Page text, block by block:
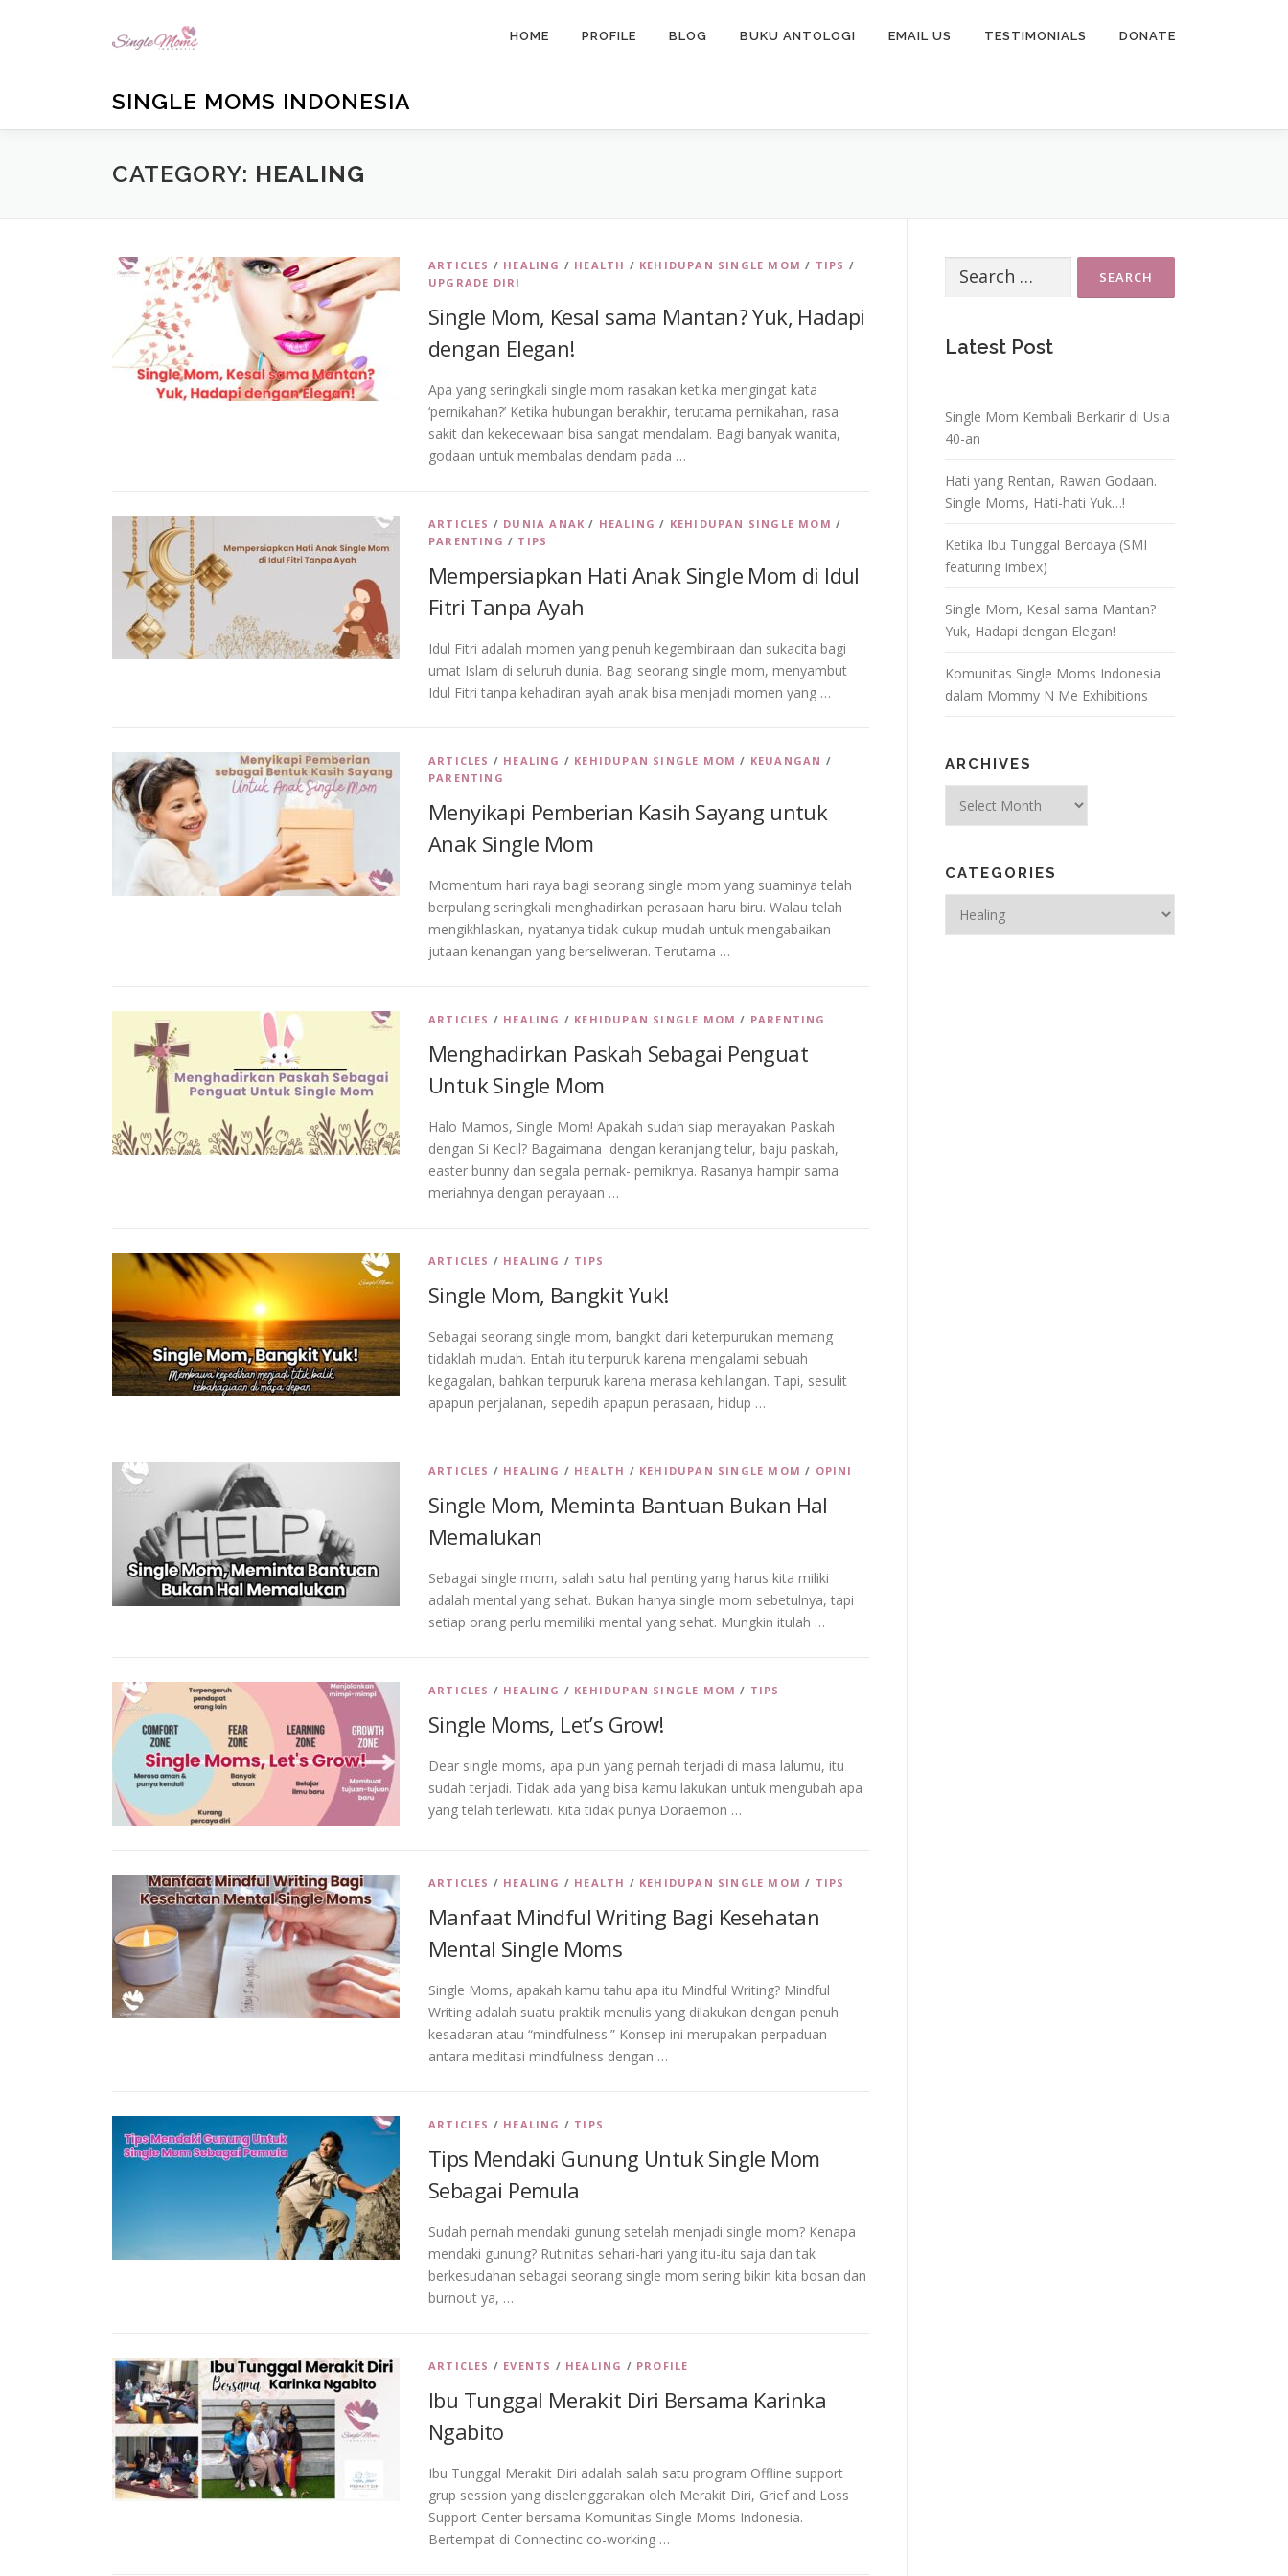
SINGLE MOMS INDONESIA
HOME PROFILE BLOG BUKU ANTOLOGI EMAIL US TESTIMONIALS DONATE
CATEGORY: HEALING
ARTICLES / HEALING / HEALTH / KEHIDUPAN SINGLE MOM / TIPS /
UPGRADE DIRI
Single Mom, Kesal sama Mantan? Yuk, Hadapi
dengan Elegan!
Apa yang seringkali single mom rasakan ketika mengingat kata
‘pernikahan?’ Ketika hubungan berakhir, terutama pernikahan, rasa
sakit dan kekecewaan bisa sangat mendalam. Bagi banyak wanita,
godaan untuk membalas dendam pada …
ARTICLES / DUNIA ANAK / HEALING / KEHIDUPAN SINGLE MOM /
PARENTING / TIPS
Mempersiapkan Hati Anak Single Mom di Idul
Fitri Tanpa Ayah
Idul Fitri adalah momen yang penuh kegembiraan dan sukacita bagi
umat Islam di seluruh dunia. Bagi seorang single mom, menyambut
Idul Fitri tanpa kehadiran ayah anak bisa menjadi momen yang …
ARTICLES / HEALING / KEHIDUPAN SINGLE MOM / KEUANGAN /
PARENTING
Menyikapi Pemberian Kasih Sayang untuk
Anak Single Mom
Momentum hari raya bagi seorang single mom yang suaminya telah
berpulang seringkali menghadirkan perasaan haru biru. Walau telah
mengikhlaskan, nyatanya tidak cukup mudah untuk mengabaikan
jutaan kenangan yang berseliweran. Terutama …
ARTICLES / HEALING / KEHIDUPAN SINGLE MOM / PARENTING
Menghadirkan Paskah Sebagai Penguat
Untuk Single Mom
Halo Mamos, Single Mom! Apakah sudah siap merayakan Paskah
dengan Si Kecil? Bagaimana dengan keranjang telur, baju paskah,
easter bunny dan segala pernak- perniknya. Rasanya hampir sama
meriahnya dengan perayaan …
ARTICLES / HEALING / TIPS
Single Mom, Bangkit Yuk!
Sebagai seorang single mom, bangkit dari keterpurukan memang
tidaklah mudah. Entah itu terpuruk karena mengalami sebuah
kegagalan, bahkan terpuruk karena merasa kehilangan. Tapi, sesulit
apapun perjalanan, sepedih apapun perasaan, hidup …
ARTICLES / HEALING / HEALTH / KEHIDUPAN SINGLE MOM / OPINI
Single Mom, Meminta Bantuan Bukan Hal
Memalukan
Sebagai single mom, salah satu hal penting yang harus kita miliki
adalah mental yang sehat. Bukan hanya single mom sebetulnya, tapi
setiap orang perlu memiliki mental yang sehat. Mungkin itulah …
ARTICLES / HEALING / KEHIDUPAN SINGLE MOM / TIPS
Single Moms, Let’s Grow!
Dear single moms, apa pun yang pernah terjadi di masa lalumu, itu
sudah terjadi. Tidak ada yang bisa kamu lakukan untuk mengubah apa
yang telah terlewati. Kita tidak punya Doraemon …
ARTICLES / HEALING / HEALTH / KEHIDUPAN SINGLE MOM / TIPS
Manfaat Mindful Writing Bagi Kesehatan
Mental Single Moms
Single Moms, apakah kamu tahu apa itu Mindful Writing? Mindful
Writing adalah suatu praktik menulis yang dilakukan dengan penuh
kesadaran atau “mindfulness.” Konsep ini merupakan perpaduan
antara meditasi mindfulness dengan …
ARTICLES / HEALING / TIPS
Tips Mendaki Gunung Untuk Single Mom
Sebagai Pemula
Sudah pernah mendaki gunung setelah menjadi single mom? Kenapa
mendaki gunung? Rutinitas sehari-hari yang itu-itu saja dan tak
berkesudahan sebagai seorang single mom sering bikin kita bosan dan
burnout ya, …
ARTICLES / EVENTS / HEALING / PROFILE
Ibu Tunggal Merakit Diri Bersama Karinka
Ngabito
Ibu Tunggal Merakit Diri adalah salah satu program Offline support
grup session yang diselenggarakan oleh Merakit Diri, Grief and Loss
Support Center bersama Komunitas Single Moms Indonesia.
Bertempat di Connectinc co-working …
Search
for:
Latest Post
Single Mom Kembali Berkarir di Usia
40-an
Hati yang Rentan, Rawan Godaan.
Single Moms, Hati-hati Yuk…!
Ketika Ibu Tunggal Berdaya (SMI
featuring Imbex)
Single Mom, Kesal sama Mantan?
Yuk, Hadapi dengan Elegan!
Komunitas Single Moms Indonesia
dalam Mommy N Me Exhibitions
ARCHIVES
CATEGORIES